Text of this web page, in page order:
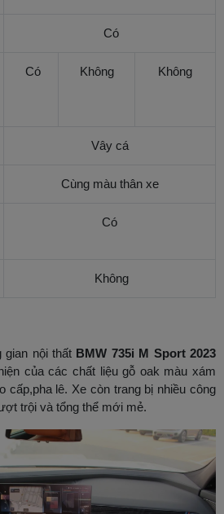
Có
Có Không Không
Vây cá
Cùng màu thân xe
Có
Không
gian nội thất BMW 735i M Sport 2023
của các chất liệu gỗ oak màu xám
cấp,pha lê. Xe còn trang bị nhiều công
trội và tổng thể mới mẻ.